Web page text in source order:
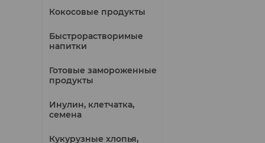
Кокосовые продукты
Быстрорастворимые
напитки
Готовые замороженные
продукты
Инулин, клетчатка,
семена
Кукурузные хлопья,